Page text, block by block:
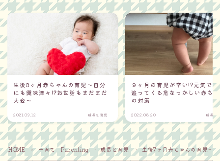
Follow Me
生後3ヶ月赤ちゃんの育児〜自分
にも興味津々!?お世話もまだまだ
大変〜
2021.09.12 成長と育児
９ヶ月の育児が辛い!?元気で
追ってくる危なっかしい赤ち
の対策
2022.08.20 成長と
HOME ＞ 子育て－Parenting ＞ 成長と育児 ＞ 生後7ヶ月赤ちゃんの育児～